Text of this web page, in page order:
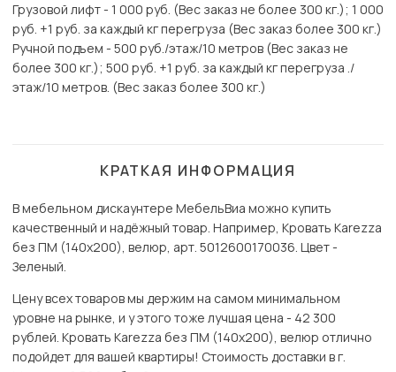
Грузовой лифт - 1 000 руб. (Вес заказ не более 300 кг.); 1 000
руб. +1 руб. за каждый кг перегруза (Вес заказ более 300 кг.)
Ручной подъем - 500 руб./этаж/10 метров (Вес заказ не
более 300 кг.); 500 руб. +1 руб. за каждый кг перегруза ./
этаж/10 метров. (Вес заказ более 300 кг.)
КРАТКАЯ ИНФОРМАЦИЯ
В мебельном дискаунтере МебельВиа можно купить
качественный и надёжный товар. Например, Кровать Karezza
без ПМ (140х200), велюр, арт. 5012600170036. Цвет -
Зеленый.
Цену всех товаров мы держим на самом минимальном
уровне на рынке, и у этого тоже лучшая цена - 42 300
рублей. Кровать Karezza без ПМ (140х200), велюр отлично
подойдет для вашей квартиры! Стоимость доставки в г.